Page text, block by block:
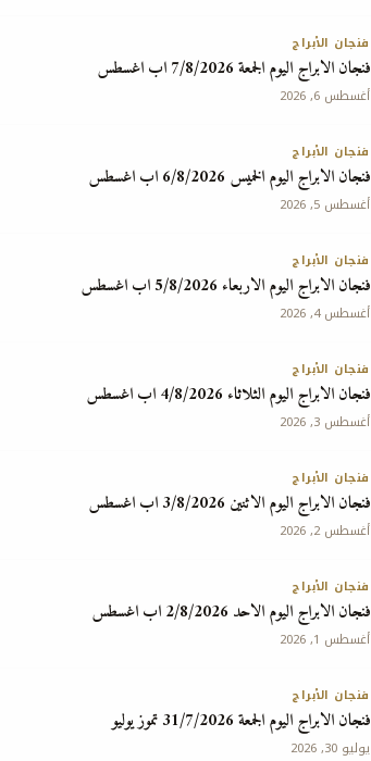
فنجان الأبراج
فنجان الابراج اليوم الجمعة 7/8/2026 اب اغسطس
أغسطس 6, 2026
فنجان الأبراج
فنجان الابراج اليوم الخميس 6/8/2026 اب اغسطس
أغسطس 5, 2026
فنجان الأبراج
فنجان الابراج اليوم الاربعاء 5/8/2026 اب اغسطس
أغسطس 4, 2026
فنجان الأبراج
فنجان الابراج اليوم الثلاثاء 4/8/2026 اب اغسطس
أغسطس 3, 2026
فنجان الأبراج
فنجان الابراج اليوم الاثنين 3/8/2026 اب اغسطس
أغسطس 2, 2026
فنجان الأبراج
فنجان الابراج اليوم الاحد 2/8/2026 اب اغسطس
أغسطس 1, 2026
فنجان الأبراج
فنجان الابراج اليوم الجمعة 31/7/2026 تموز يوليو
يوليو 30, 2026